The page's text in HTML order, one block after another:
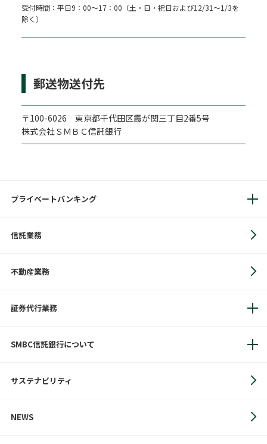
受付時間：平日9：00～17：00（土・日・祝日および12/31～1/3を
除く）
郵送物送付先
〒100-6026 東京都千代田区霞が関三丁目2番5号
株式会社ＳＭＢＣ信託銀行
プライベートバンキング
信託業務
不動産業務
証券代行業務
SMBC信託銀行について
サステナビリティ
NEWS